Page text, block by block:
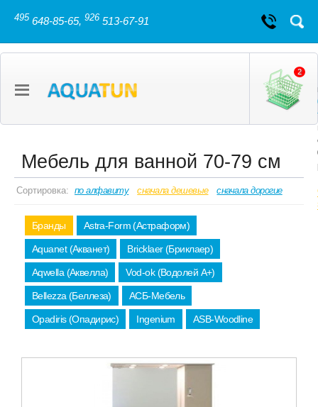
495 648-85-65, 926 513-67-91
2
Мебель для ванной 70-79 см
Сортировка: по алфавиту сначала дешевые сначала дорогие
Бранды Astra-Form (Астраформ)
Aquanet (Акванет) Bricklaer (Бриклаер)
Aqwella (Аквелла) Vod-ok (Водолей А+)
Bellezza (Беллеза) АСБ-Мебель
Opadiris (Опадирис) Ingenium ASB-Woodline